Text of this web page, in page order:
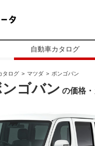
自動車カタログ
タログ マツダ ボンゴバン
ゴバン の価格